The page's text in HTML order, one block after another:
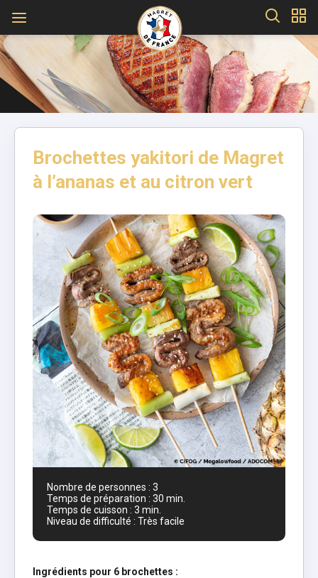
Brochettes yakitori de Magret
à l’ananas et au citron vert
Nombre de personnes : 3
Temps de préparation : 30 min.
Temps de cuisson : 3 min.
Niveau de difficulté : Très facile
Ingrédients pour 6 brochettes :